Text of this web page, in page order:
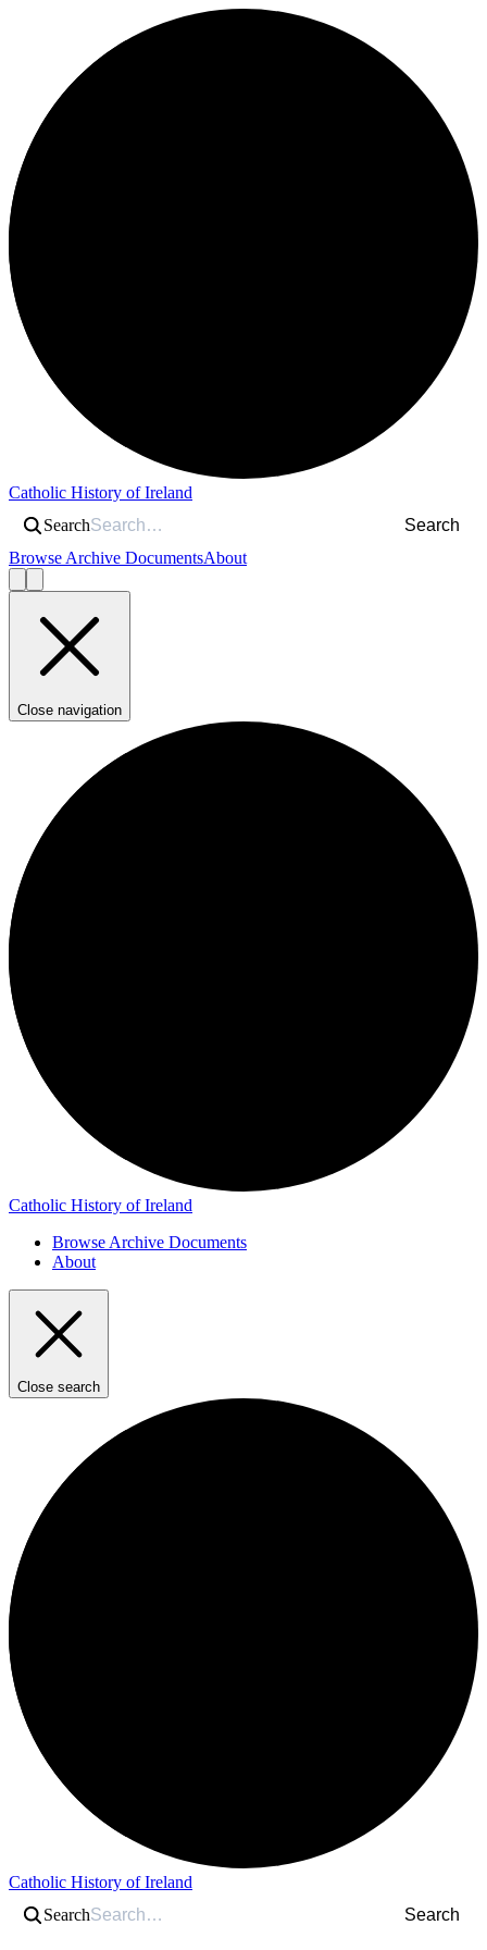
Catholic History of Ireland
Search
Search
Browse Archive DocumentsAbout
Close navigation
Catholic History of Ireland
Browse Archive Documents
About
Close search
Catholic History of Ireland
Search
Search